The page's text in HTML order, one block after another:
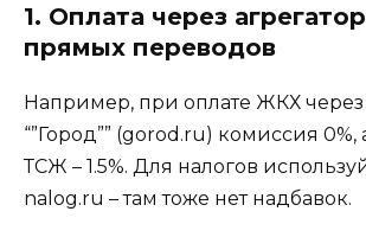
1. Оплата через
прямых переводов
Например, при оплате ЖКХ
“”Город”” (gorod.ru) комиссия
ТСЖ – 1.5%. Для налогов
nalog.ru – там тоже нет надбавок.